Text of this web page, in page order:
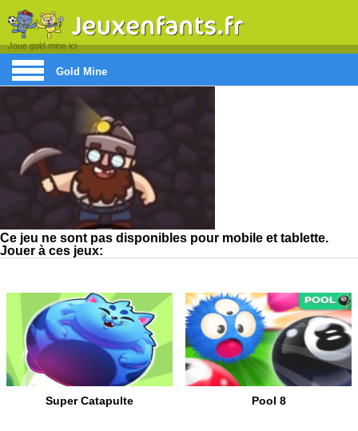
Joue gold mine ici
Gold Mine
Ce jeu ne sont pas disponibles pour mobile et tablette.
Jouer à ces jeux:
Super Catapulte Pool 8